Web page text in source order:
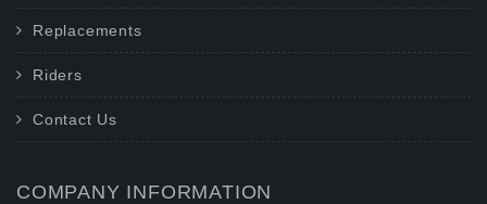
Replacements
Riders
Contact Us
COMPANY INFORMATION